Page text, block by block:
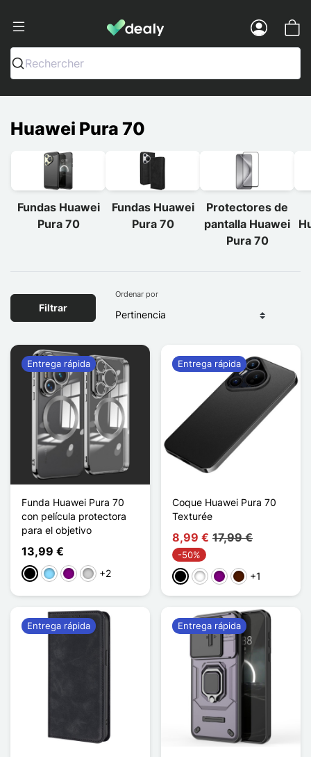
Dealy - Fundas y accesorios para
Rechercher
Huawei Pura 70
Fundas Huawei
Pura 70
Fundas Huawei
Pura 70
Protectores de
pantalla Huawei
Pura 70
Filtrar
Ordenar por
Funda Huawei Pura 70
con película protectora
para el objetivo
13,99 €
NegroAzul claro
Púrpura
Plata+2
Entrega rápida
Coque Huawei Pura 70
Texturée
8,99 € 17,99 €
-50%
NegroBlancoPúrpuraMarrón oscuro
+1
Entrega rápida
Entrega rápida Entrega rápida